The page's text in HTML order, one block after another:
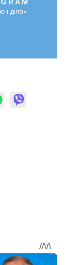
і діло»